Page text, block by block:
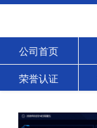
公司首页
荣誉认证